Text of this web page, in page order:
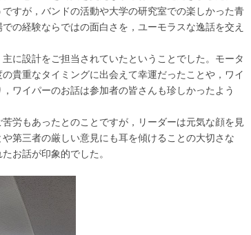
すが，バンドの活動や大学の研究室での楽しかった青
の経験ならではの面白さを，ユーモラスな逸話を交え
に設計をご担当されていたということでした。モータ
貴重なタイミングに出会えて幸運だったことや，ワイ
ワイパーのお話は参加者の皆さんも珍しかったよう
労もあったとのことですが，リーダーは元気な顔を見
第三者の厳しい意見にも耳を傾けることの大切さな
お話が印象的でした。